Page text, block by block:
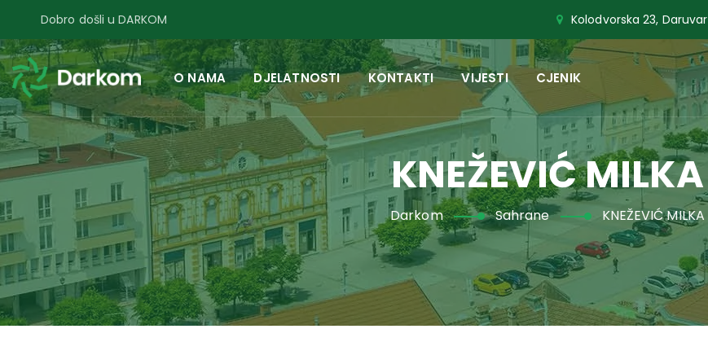
Dobro došli u DARKOM Kolodvorska 23, Daruvar
O NAMA DJELATNOSTI KONTAKTI VIJESTI CJENIK
KNEŽEVIĆ MILKA
Darkom Sahrane KNEŽEVIĆ MILKA